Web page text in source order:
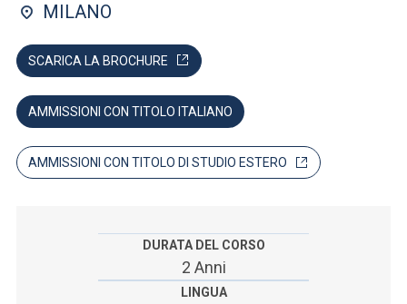
Ricerca
Facoltà e campus
SEI UNO STUDENTE ISCRITTO?
SEI UN DOCENTE O UN MEMBRO DELLO STAFF
MILANO
SCARICA LA BROCHURE
AMMISSIONI CON TITOLO ITALIANO
AMMISSIONI CON TITOLO DI STUDIO ESTERO
DURATA DEL CORSO
2 Anni
LINGUA